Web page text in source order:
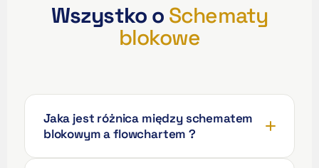
Wszystko o Schematy
blokowe
Jaka jest różnica między schematem
blokowym a flowchartem ?
Français de Belgique
Français (Suisse)